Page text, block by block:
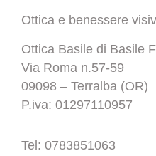
Ottica e benessere
Ottica Basile di Basile
Via Roma n.57-59
09098 – Terralba (OR)
P.iva: 01297110957
Tel: 0783851063